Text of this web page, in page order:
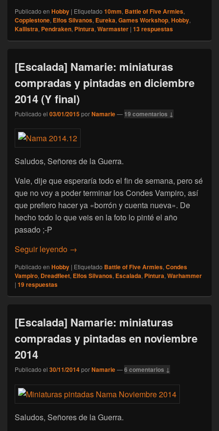
Publicado en Hobby | Etiquetado 10mm, Battle of Five Armies,
Copplestone, Elfos Silvanos, Eureka, Games Workshop, Hobby,
Kallistra, Pendraken, Pintura, Warmaster | 13respuestas
[Escalada] Namarie: miniaturas
compradas y pintadas en diciembre
2014 (Y final)
Publicado el 03/01/2015porNamarie— 19 comentarios ↓
Saludos, Señores de la Guerra.
Vale, dije que esperaría todo el fin de semana, pero sé
que no voy a poder terminar los Condes Vampiro, así
que prefiero hacer ya «borrón y cuenta nueva». De
hecho todo lo que veis en la foto lo pinté el año
pasado ;-P
Seguir leyendo [Escalada] Namarie: miniaturas
→
Publicado en Hobby | Etiquetado Battle of Five Armies,Condes
Vampiro, Dreadfleet, Elfos Silvanos, Escalada, Pintura,Warhammer
| 19respuestas
[Escalada] Namarie: miniaturas
compradas y pintadas en noviembre
2014
Publicado el 30/11/2014porNamarie—6 comentarios ↓
Saludos, Señores de la Guerra.